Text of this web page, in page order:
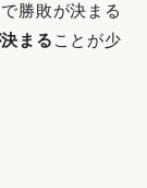
勝敗が決まる
まる ことが少